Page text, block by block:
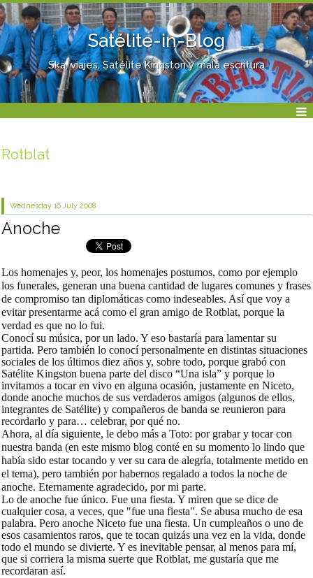
Satélite-in-Blog
Ska, viajes, Satélite Kingston y mala escritura
Rotblat
Wednesday 16 July 2008
Anoche
Los homenajes y, peor, los homenajes postumos, como por ejemplo
los funerales, generan una buena cantidad de lugares comunes y frases
de compromiso tan diplomáticas como indeseables. Así que voy a
evitar presentarme acá como el gran amigo de Rotblat, porque la
verdad es que no lo fui.
Conocí su música, por un lado. Y eso bastaría para lamentar su
partida. Pero también lo conocí personalmente en distintas situaciones
sociales de los últimos diez años y, sobre todo, porque grabó con
Satélite Kingston buena parte del disco “Una isla” y porque lo
invitamos a tocar en vivo en alguna ocasión, justamente en Niceto,
donde anoche muchos de sus verdaderos amigos (algunos de ellos,
integrantes de Satélite) y compañeros de banda se reunieron para
recordarlo y para… celebrar, por qué no.
Ahora, al día siguiente, le debo más a Toto: por grabar y tocar con
nuestra banda (en este mismo blog conté en su momento lo lindo que
había sido estar tocando y ver su cara de alegría, totalmente metido en
el tema), pero también por habernos regalado a todos la noche de
anoche. Eternamente agradecido, por mi parte.
Lo de anoche fue único. Fue una fiesta. Y miren que se dice de
cualquier cosa, a veces, que "fue una fiesta". Se abusa mucho de esa
palabra. Pero anoche Niceto fue una fiesta. Un cumpleaños o uno de
esos casamientos raros, que te tocan quizás una vez en la vida, donde
todo el mundo se divierte. Y es inevitable pensar, al menos para mí,
que si corriera la misma suerte que Rotblat, me gustaría que me
recordaran así.